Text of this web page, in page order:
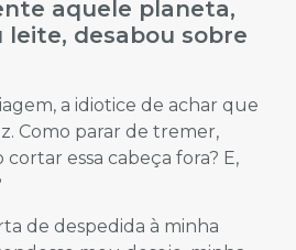
aquele planeta,
desabou sobre
a idiotice de achar que
Como parar de tremer,
essa cabeça fora? E,
de despedida à minha